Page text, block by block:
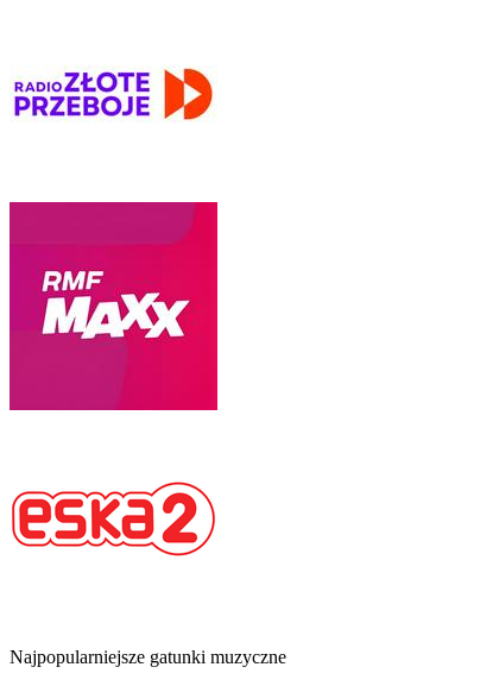
Najpopularniejsze gatunki muzyczne